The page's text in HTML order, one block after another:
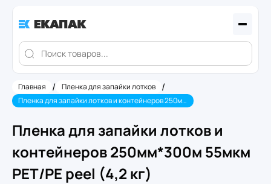
Главная / Пленка для запайки лотков /
Пленка для запайки лотков и контейнеров 250мм*300м 55мкм PET/PE peel (4,2 кг)
Пленка для запайки лотков и
контейнеров 250мм*300м 55мкм
PET/PE peel (4,2 кг)